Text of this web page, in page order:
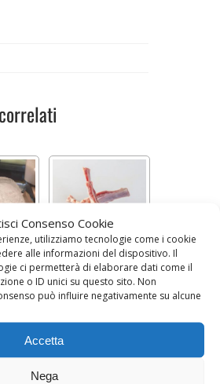
Consenso Cookie
utilizziamo tecnologie come i cookie
alle informazioni del dispositivo. Il
ci permetterà di elaborare dati come il
o ID unici su questo sito. Non
può influire negativamente su alcune
Accetta
Nega
DI
g)
€
COTOLETTE DI
ABBACCHIO
Prezzo al kg 32,90 €
16,45